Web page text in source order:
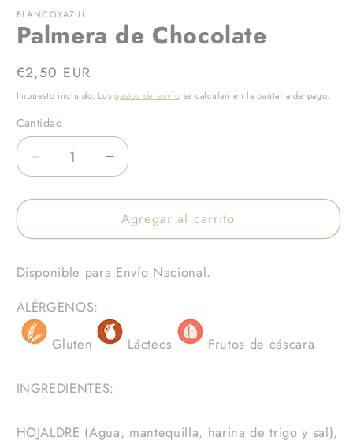
multimedia
1
en
modal
BLANCOYAZUL
Palmera de Chocolate
Precio
habitual
€2,50 EUR
Impuesto incluido. Losgastos de envío se calculan en la pantalla de pago.
Cantidad
Reducir
cantidad
para
de
Aumentar
cantidad
para
Palmera
de
Agregar al carrito
Disponible para Envío Nacional.
ALÉRGENOS:
Gluten
Lácteos Frutos de cáscara
INGREDIENTES:
HOJALDRE (Agua, mantequilla, harina de trigo y sal),